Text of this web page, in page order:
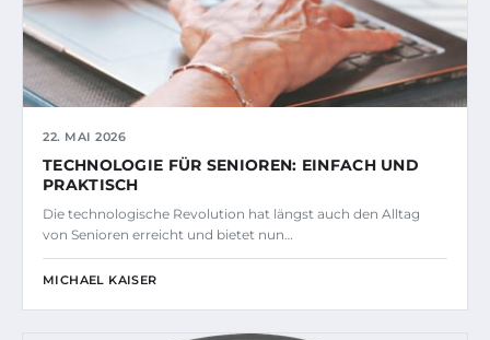
22. MAI 2026
TECHNOLOGIE FÜR SENIOREN: EINFACH UND
PRAKTISCH
Die technologische Revolution hat längst auch den Alltag
von Senioren erreicht und bietet nun…
MICHAEL KAISER